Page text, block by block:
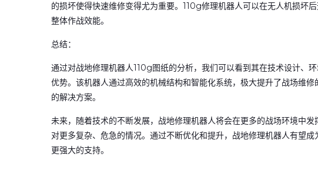
的损坏使得快速维修变得尤为重要。110g修理机器人可以在无人机损坏
整体作战效能。
总结：
通过对战地修理机器人110g图纸的分析，我们可以看到其在技术设计、
优势。该机器人通过高效的机械结构和智能化系统，极大提升了战场维
的解决方案。
未来，随着技术的不断发展，战地修理机器人将会在更多的战场环境中
对更多复杂、危急的情况。通过不断优化和提升，战地修理机器人有望
更强大的支持。